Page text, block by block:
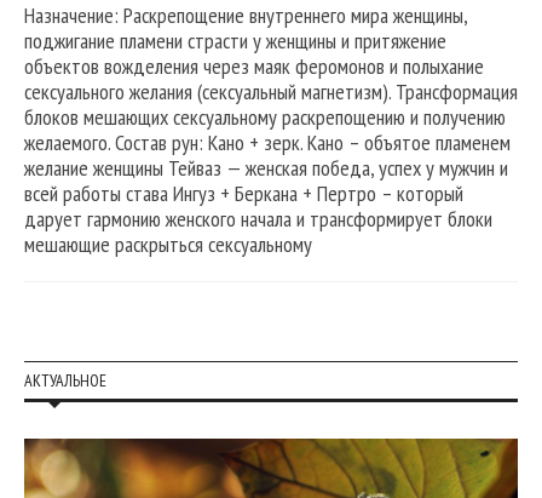
Назначение: Раскрепощение внутреннего мира женщины,
поджигание пламени страсти у женщины и притяжение
объектов вожделения через маяк феромонов и полыхание
сексуального желания (сексуальный магнетизм). Трансформация
блоков мешающих сексуальному раскрепощению и получению
желаемого. Состав рун: Кано + зерк. Кано – объятое пламенем
желание женщины Тейваз — женская победа, успех у мужчин и
всей работы става Ингуз + Беркана + Пертро – который
дарует гармонию женского начала и трансформирует блоки
мешающие раскрыться сексуальному
АКТУАЛЬНОЕ